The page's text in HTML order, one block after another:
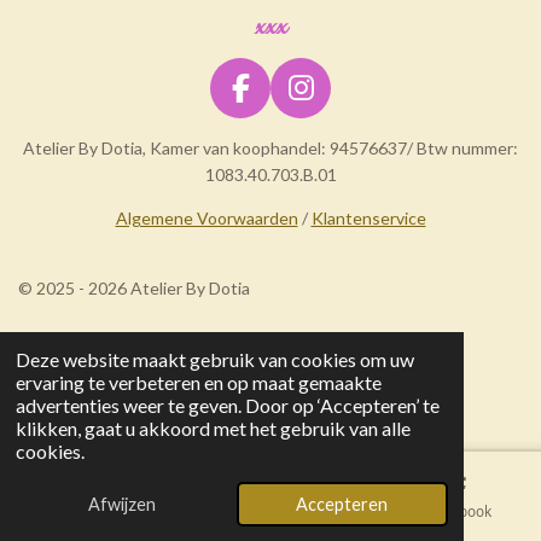
Deze website maakt gebruik van cookies om uw
ervaring te verbeteren en op maat gemaakte
advertenties weer te geven. Door op ‘Accepteren’ te
klikken, gaat u akkoord met het gebruik van alle
cookies.
Afwijzen Accepteren
xxx
F
c
e
b
k
I
s
t
a
m
Atelier By Dotia, Kamer van koophandel: 94576637/ Btw nummer:
1083.40.703.B.01
Algemene Voorwaarden / Klantenservice
© 2025 - 2026 Atelier By Dotia
E-mailadres Kaart Facebook